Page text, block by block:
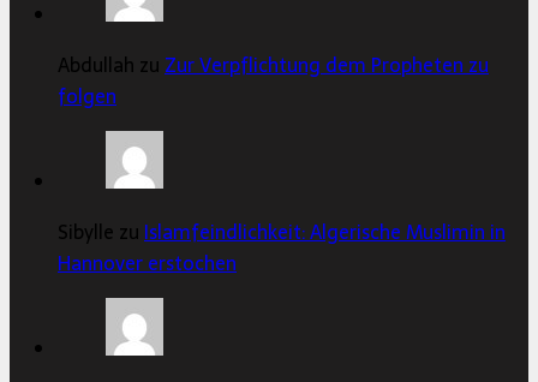
Abdullah zu Zur Verpflichtung dem Propheten zu
folgen
Sibylle zu Islamfeindlichkeit: Algerische Muslimin in
Hannover erstochen